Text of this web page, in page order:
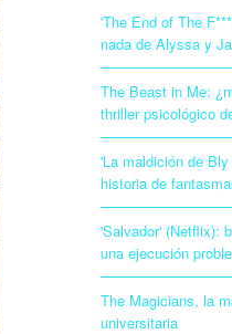
'The End of The
nada de Alyssa y
The Beast in Me:
thriller psicológico
'La maldición de
historia de
'Salvador' (Netflix):
una ejecución
The Magicians, la
universitaria